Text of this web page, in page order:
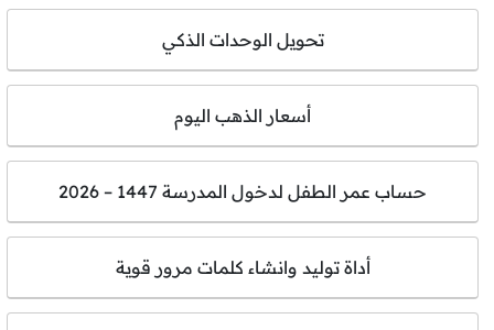
تحويل الوحدات الذكي
أسعار الذهب اليوم
حساب عمر الطفل لدخول المدرسة 1447 – 2026
أداة توليد وانشاء كلمات مرور قوية